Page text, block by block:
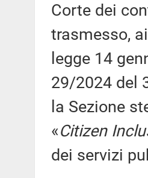
Corte dei
trasmesso,
legge 14
29/2024 del
la Sezione
«Citizen
dei servizi